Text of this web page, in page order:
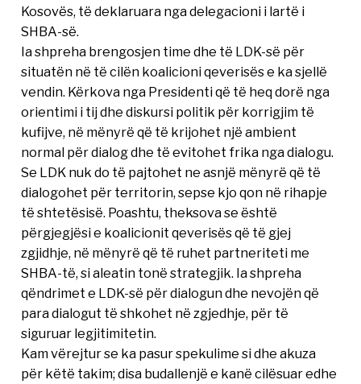
Kosovës, të deklaruara nga delegacioni i lartë i
SHBA-së.
Ia shpreha brengosjen time dhe të LDK-së për
situatën në të cilën koalicioni qeverisës e ka sjellë
vendin. Kërkova nga Presidenti që të heq dorë nga
orientimi i tij dhe diskursi politik për korrigjim të
kufijve, në mënyrë që të krijohet një ambient
normal për dialog dhe të evitohet frika nga dialogu.
Se LDK nuk do të pajtohet ne asnjë mënyrë që të
dialogohet për territorin, sepse kjo qon në rihapje
të shtetësisë. Poashtu, theksova se është
përgjegjësi e koalicionit qeverisës që të gjej
zgjidhje, në mënyrë që të ruhet partneriteti me
SHBA-të, si aleatin tonë strategjik. Ia shpreha
qëndrimet e LDK-së për dialogun dhe nevojën që
para dialogut të shkohet në zgjedhje, për të
siguruar legjitimitetin.
Kam vërejtur se ka pasur spekulime si dhe akuza
për këtë takim; disa budallenjë e kanë cilësuar edhe